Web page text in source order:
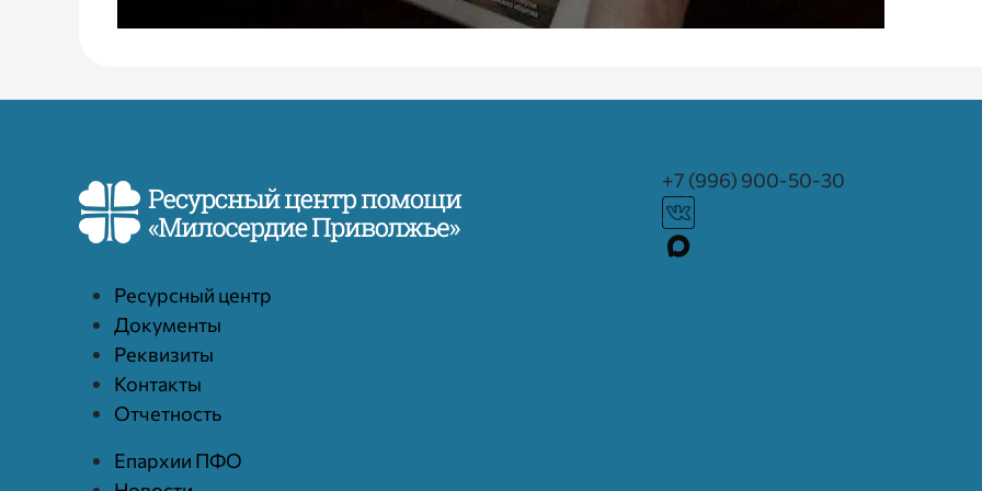
+7 (996) 900-50-30
Ресурcный центр
Документы
Реквизиты
Контакты
Отчетность
Епархии ПФО